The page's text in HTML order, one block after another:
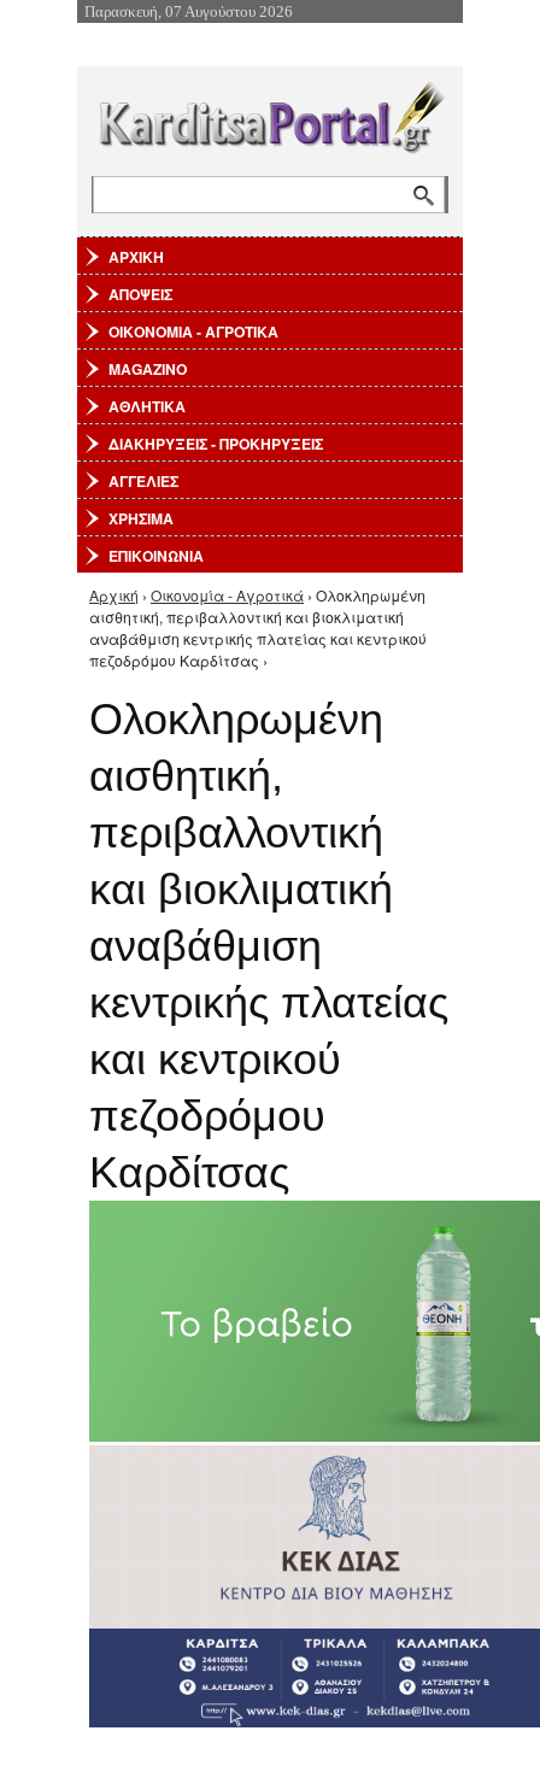
Επιστροφή στην Πλοήγηση
Παρασκευή, 07 Αυγούστου 2026
ΑΡΧΙΚΗ
ΑΠΟΨΕΙΣ
ΟΙΚΟΝΟΜΙΑ - ΑΓΡΟΤΙΚΑ
MAGAZINO
ΑΘΛΗΤΙΚΑ
ΔΙΑΚΗΡΥΞΕΙΣ - ΠΡΟΚΗΡΥΞΕΙΣ
ΑΓΓΕΛΙΕΣ
ΧΡΗΣΙΜΑ
ΕΠΙΚΟΙΝΩΝΙΑ
Είστε εδώ
Αρχική › Οικονομία - Αγροτικά › Ολοκληρωμένη
αισθητική, περιβαλλοντική και βιοκλιματική
αναβάθμιση κεντρικής πλατείας και κεντρικού
πεζοδρόμου Καρδίτσας ›
Ολοκληρωμένη
αισθητική,
περιβαλλοντική
και βιοκλιματική
αναβάθμιση
κεντρικής πλατείας
και κεντρικού
πεζοδρόμου
Καρδίτσας